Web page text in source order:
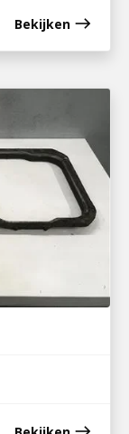
Bekijken east